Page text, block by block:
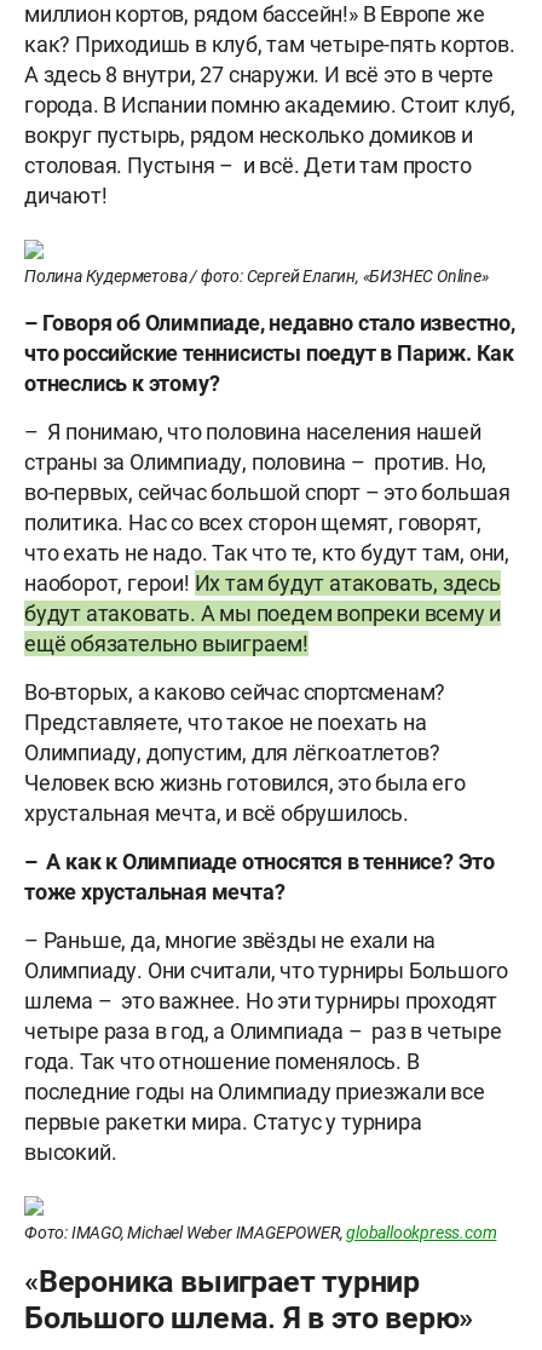
миллион кортов, рядом бассейн!» В Европе же
как? Приходишь в клуб, там четыре-пять кортов.
А здесь 8 внутри, 27 снаружи. И всё это в черте
города. В Испании помню академию. Стоит клуб,
вокруг пустырь, рядом несколько домиков и
столовая. Пустыня – и всё. Дети там просто
дичают!
Полина Кудерметова / фото: Сергей Елагин, «БИЗНЕС Online»
– Говоря об Олимпиаде, недавно стало известно,
что российские теннисисты поедут в Париж. Как
отнеслись к этому?
– Я понимаю, что половина населения нашей
страны за Олимпиаду, половина – против. Но,
во-первых, сейчас большой спорт – это большая
политика. Нас со всех сторон щемят, говорят,
что ехать не надо. Так что те, кто будут там, они,
наоборот, герои! Их там будут атаковать, здесь
будут атаковать. А мы поедем вопреки всему и
ещё обязательно выиграем!
Во-вторых, а каково сейчас спортсменам?
Представляете, что такое не поехать на
Олимпиаду, допустим, для лёгкоатлетов?
Человек всю жизнь готовился, это была его
хрустальная мечта, и всё обрушилось.
– А как к Олимпиаде относятся в теннисе? Это
тоже хрустальная мечта?
– Раньше, да, многие звёзды не ехали на
Олимпиаду. Они считали, что турниры Большого
шлема – это важнее. Но эти турниры проходят
четыре раза в год, а Олимпиада – раз в четыре
года. Так что отношение поменялось. В
последние годы на Олимпиаду приезжали все
первые ракетки мира. Статус у турнира
высокий.
Фото: IMAGO, Michael Weber IMAGEPOWER,globallookpress.com
«Вероника выиграет турнир
Большого шлема. Я в это верю»